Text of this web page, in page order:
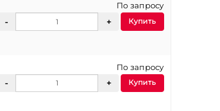
По запросу
Купить
По запросу
Купить